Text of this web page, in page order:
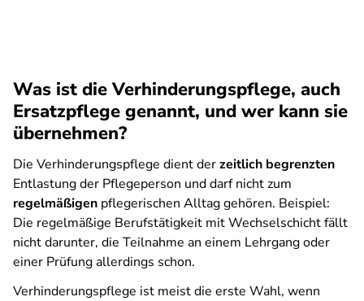
Was ist die Verhinderungspflege, auch
Ersatzpflege genannt, und wer kann sie
übernehmen?
Die Verhinderungspflege dient derzeitlich begrenzten
Entlastung der Pflegeperson und darf nicht zum
regelmäßigen pflegerischen Alltag gehören. Beispiel:
Die regelmäßige Berufstätigkeit mit Wechselschicht fällt
nicht darunter, die Teilnahme an einem Lehrgang oder
einer Prüfung allerdings schon.
Verhinderungspflege ist meist die erste Wahl, wenn